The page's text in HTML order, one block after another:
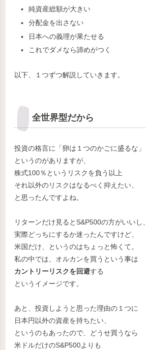
純資産総額が大きい
分配金を出さない
日本への義理が果たせる
これでダメなら諦めがつく
以下、１つずつ解説していきます。
全世界型だから
投資の格言に「卵は１つのかごに盛るな」
というのがありますが、
株式100％というリスクを負う以上
それ以外のリスクはなるべく抑えたい、
と思ったんですよね。
リターンだけ見るとS&P500の方がいいし、
実際どっちにするか迷ったんですけど、
米国だけ、というのはちょっと怖くて。
私の中では、オルカンを買うという事は
カントリーリスクを回避する
というイメージです。
あと、投資しようと思った理由の１つに
日本円以外の資産を持ちたい、
というのもあったので、どうせ買うなら
米ドルだけのS&P500よりも